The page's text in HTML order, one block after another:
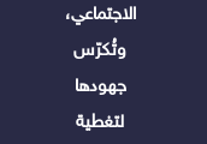
الاجتماعي،
وتُكرّس
جهودها
لتغطية